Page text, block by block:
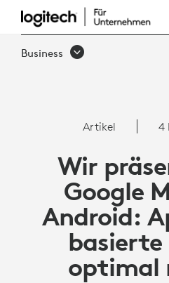
ARTIKEL:
GOOGLE
ANDROID
Business
Artikel 4
Wir
Google
Android:
basierte
optimal